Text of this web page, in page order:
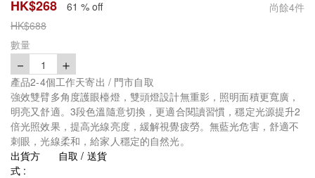
HK$268 61 % off 尚餘4件
HK$688
數量
－ 1 ＋
產品2-4個工作天寄出 / 門市自取
強效雙臂多角度護眼檯燈，雙頭燈設計無重影，照明面積更寬廣，
明亮又舒適。3段色溫隨意切換，更適合閱讀習慣，穩定光源提升2
倍光照效果，提高光線亮度，緩解視覺疲勞。無藍光危害，舒適不
刺眼，光線柔和，給家人穩定的自然光。
出貨方
式 :
自取 / 送貨